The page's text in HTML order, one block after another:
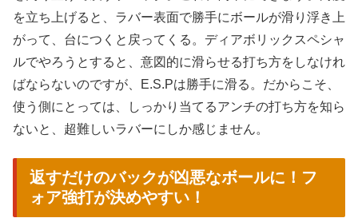
を立ち上げると、ラバー表面で勝手にボールが滑り浮き上
がって、台につくと戻ってくる。ディアボリックスペシャ
ルでやろうとすると、意図的に滑らせる打ち方をしなけれ
ばならないのですが、E.S.Pは勝手に滑る。だからこそ、
使う側にとっては、しっかり当てるアンチの打ち方を知ら
ないと、超難しいラバーにしか感じません。
返すだけのバックが凶悪なボールに！フ
ォア強打が決めやすい！